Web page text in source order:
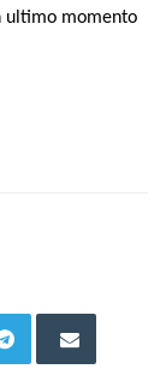
ultimo momento